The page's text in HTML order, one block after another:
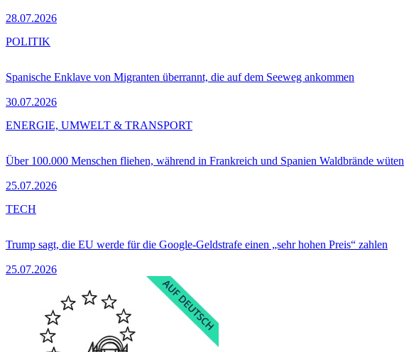
28.07.2026
Spanische Enklave von Migranten überrannt, die auf dem Seeweg ankommen
30.07.2026
POLITIK
Über 100.000 Menschen fliehen, während in Frankreich und Spanien Waldbrände wüten
25.07.2026
ENERGIE, UMWELT & TRANSPORT
Trump sagt, die EU werde für die Google-Geldstrafe einen „sehr hohen Preis“ zahlen
25.07.2026
TECH